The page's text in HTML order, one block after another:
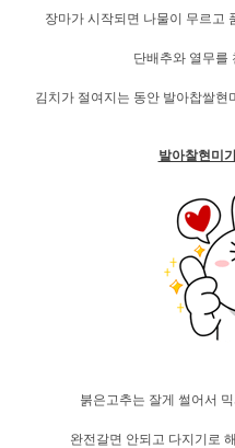
장마가 시작되면 나물이 무르고
단배추와 열무를
김치가 절여지는 동안 발아찹쌀현
발아찰현미
붉은고추는 잘게 썰어서
완전갈면 안되고 다지기로